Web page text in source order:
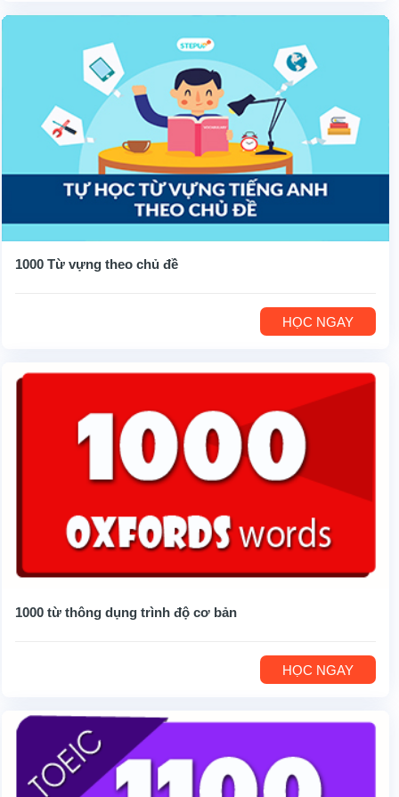
1000 Từ vựng theo chủ đề
HỌC NGAY
1000 từ thông dụng trình độ cơ bản
HỌC NGAY